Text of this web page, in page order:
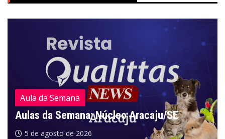
Aula da Semana
Aulas da Semana: Núcleo Aracaju/SE
5 de agosto de 2026